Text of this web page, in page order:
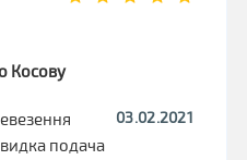
Косову
03.02.2021
подача